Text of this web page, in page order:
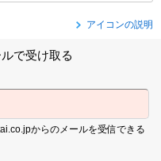
アイコンの説明
で受け取る
からのメールを受信できる